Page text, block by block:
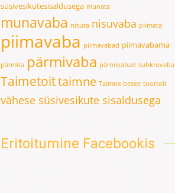
süsivesikutesisaldusega munata
munavaba nisuta nisuvaba piimata
piimavaba piimavabad piimavabama
pärmita pärmivaba pärmivabad suhkruvaba
Taimetoittaimne Taimne besee toortoit
vähese süsivesikute sisaldusega
Eritoitumine Facebookis